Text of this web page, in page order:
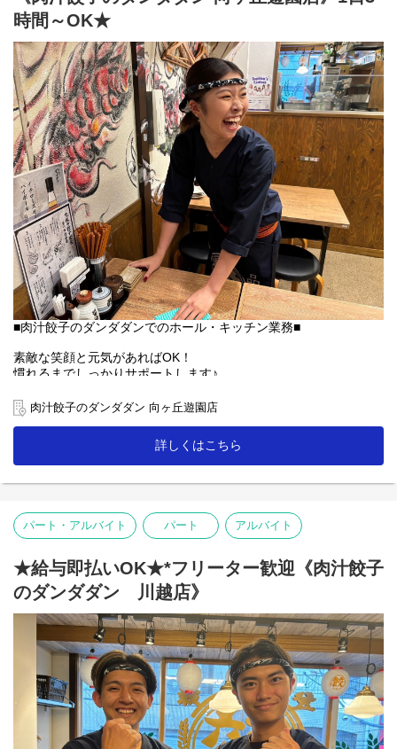
フランクで楽しい環境が1番の魅力です♪
時間～OK★
■肉汁餃子のダンダダンでのホール・キッチン業務■
素敵な笑顔と元気があればOK！
慣れるまでしっかりサポートします♪
【ホール】
「何もつけないで食べられるようになっていますので、
「肉汁焼餃子」を提供する時は、こんな説明を！
お客様との距離、めっちゃ近いので接客を楽しんで下さいね♪
※ランチタイムは主婦(夫)、ミドル・シニアも活躍中！
【キッチン】
未経験者の方にも無理なくスタートできる簡単な調理がメイン！
【ランチ】
開店準備(清掃やテーブルセッティング・仕込み等)や
「肉汁餃子のダンダダン」では、
スタッフみんなが下の名前で呼び合います!
フランクで楽しい環境が1番の魅力です♪
肉汁餃子のダンダダン 向ヶ丘遊園店
詳しくはこちら
パート・アルバイト パート アルバイト
★給与即払いOK★*フリーター歓迎《肉汁餃子
のダンダダン 川越店》